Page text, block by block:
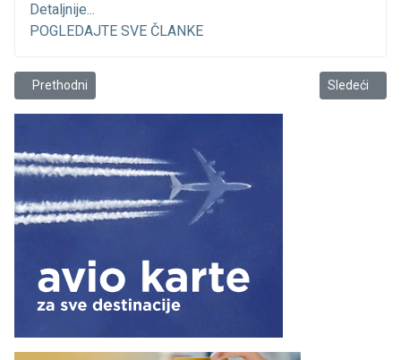
Detaljnije...
POGLEDAJTE SVE ČLANKE
Prethodni članak: Vidimo se kod svetionika
Prethodni Sledeći
Sledeći